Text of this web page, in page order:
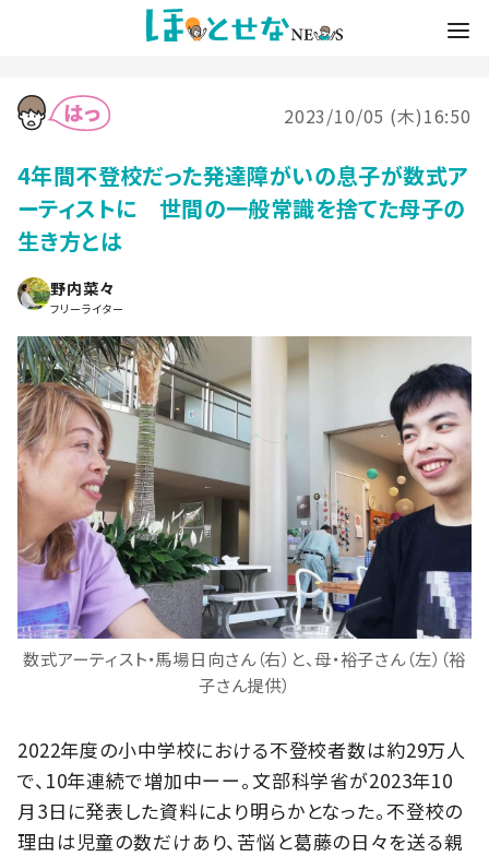
2023/10/05 (木)16:50
4年間不登校だった発達障がいの息子が数式ア
ーティストに 世間の一般常識を捨てた母子の
生き方とは
野内菜々
フリーライター
数式アーティスト・馬場日向さん（右）と、母・裕子さん（左）（裕
子さん提供）
2022年度の小中学校における不登校者数は約29万人
で、10年連続で増加中ーー。文部科学省が2023年10
月3日に発表した資料により明らかとなった。不登校の
理由は児童の数だけあり、苦悩と葛藤の日々を送る親